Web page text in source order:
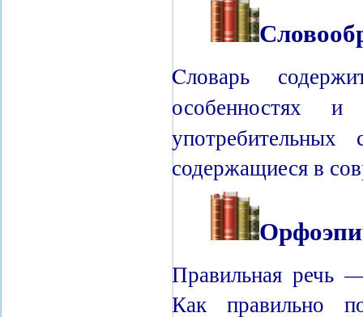
Cловарь
особенностях
содержащиеся в
Правильная речь —
Как правильно